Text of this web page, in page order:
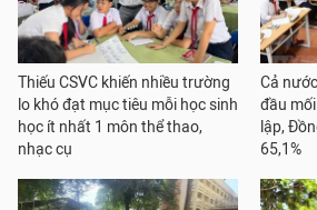
Thiếu CSVC khiến nhiều trường
lo khó đạt mục tiêu mỗi học sinh
học ít nhất 1 môn thể thao,
nhạc cụ
Cả
đầu
lập,
65,1%